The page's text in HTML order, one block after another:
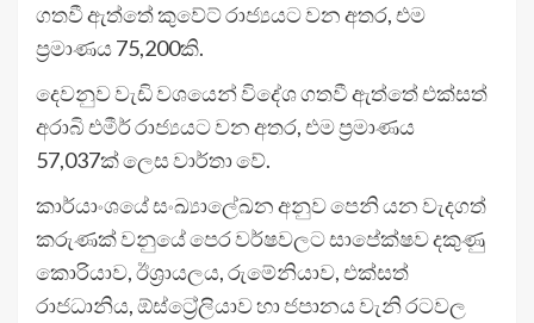
ගතවී ඇත්තේ කුවේට් රාජ්‍යයට වන අතර, එම
ප්‍රමාණය 75,200කි.
දෙවනුව වැඩි වශයෙන් විදේශ ගතවී ඇත්තේ එක්සත්
අරාබි එමීර් රාජ්‍යයට වන අතර, එම ප්‍රමාණය
57,037ක් ලෙස වාර්තා වේ.
කාර්යාංශයේ සංඛ්‍යාලේඛන අනුව පෙනි යන වැදගත්
කරුණක් වනුයේ පෙර වර්ෂවලට සාපේක්ෂව දකුණු
කොරියාව, ඊශ්‍රායලය, රුමේනියාව, එක්සත්
රාජධානිය, ඕස්ට්‍රේලියාව හා ජපානය වැනි රටවල